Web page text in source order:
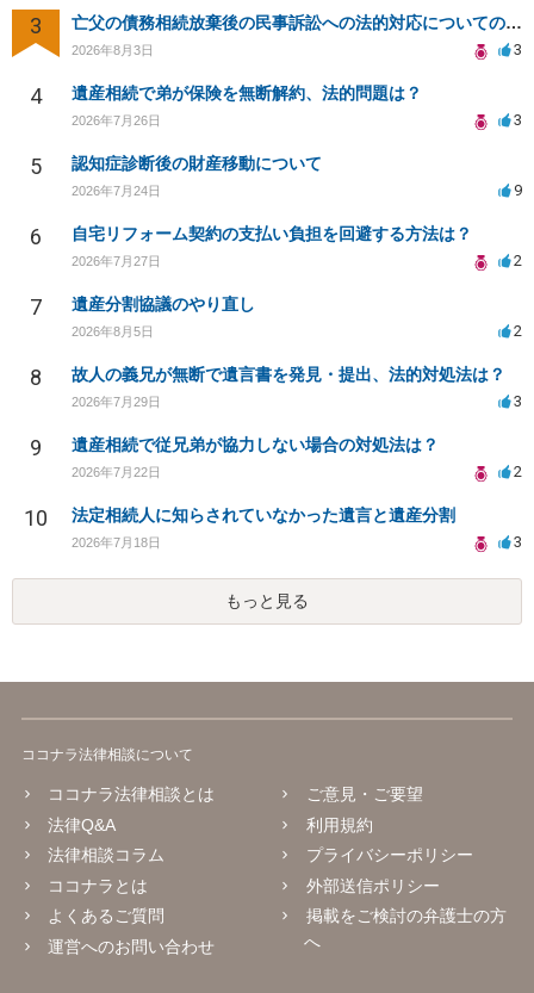
3 亡父の債務相続放棄後の民事訴訟への法的対応についての相談
2026年8月3日 3
4 遺産相続で弟が保険を無断解約、法的問題は？
2026年7月26日 3
5 認知症診断後の財産移動について
2026年7月24日 9
6 自宅リフォーム契約の支払い負担を回避する方法は？
2026年7月27日 2
7 遺産分割協議のやり直し
2026年8月5日 2
8 故人の義兄が無断で遺言書を発見・提出、法的対処法は？
2026年7月29日 3
9 遺産相続で従兄弟が協力しない場合の対処法は？
2026年7月22日 2
10 法定相続人に知らされていなかった遺言と遺産分割
2026年7月18日 3
もっと見る
ココナラ法律相談について
ココナラ法律相談とは
法律Q&A
法律相談コラム
ココナラとは
よくあるご質問
運営へのお問い合わせ
ご意見・ご要望
利用規約
プライバシーポリシー
外部送信ポリシー
掲載をご検討の弁護士の方
へ